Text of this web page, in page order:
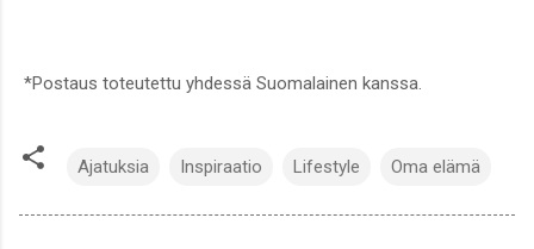
*Postaus toteutettu yhdessä Suomalainen kanssa.
Ajatuksia Inspiraatio Lifestyle Oma elämä